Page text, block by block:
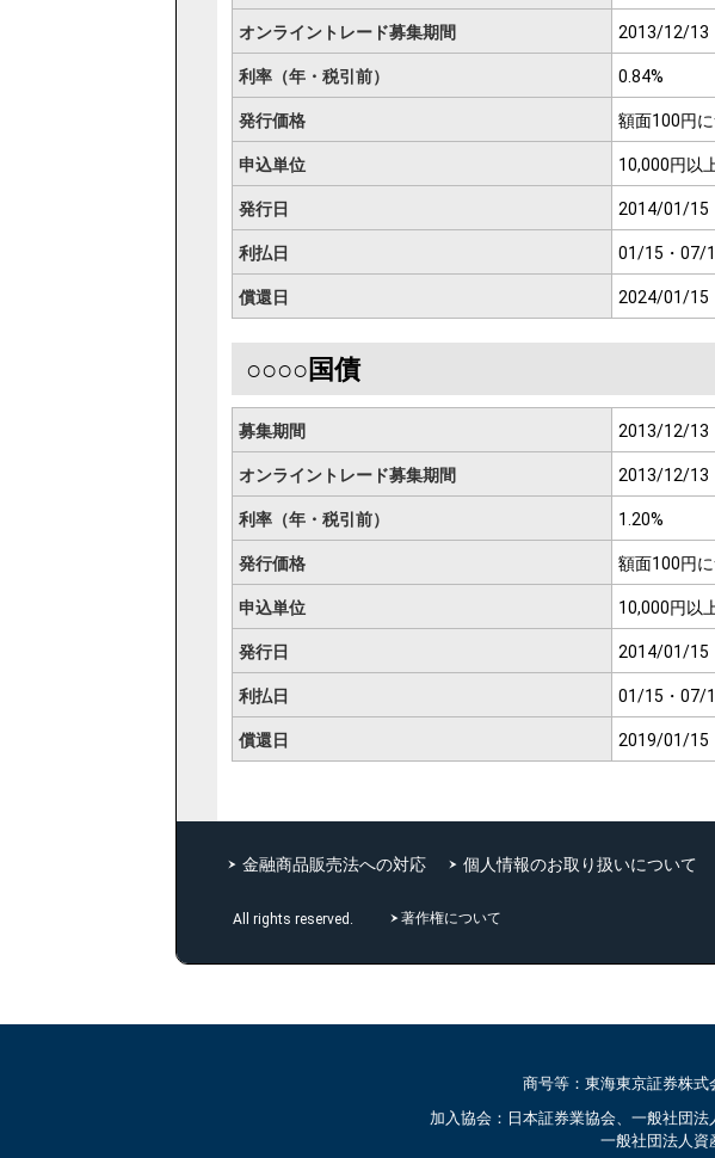
オンライントレード募集期間 2013/12/13
利率（年・税引前） 0.84%
発行価格 額面100円に
申込単位 10,000円以
発行日 2014/01/15
利払日 01/15・07/
償還日 2024/01/15
○○○○国債
募集期間 2013/12/13
オンライントレード募集期間 2013/12/13
利率（年・税引前） 1.20%
発行価格 額面100円に
申込単位 10,000円以
発行日 2014/01/15
利払日 01/15・07/
償還日 2019/01/15
金融商品販売法への対応 個人情報のお取り扱いについて
All rights reserved. 著作権について
商号等：東海東京証券株
加入協会：日本証券業協会、一般社団
一般社団法人資